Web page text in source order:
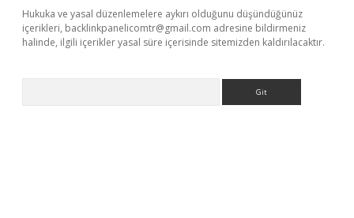
Hukuka ve yasal düzenlemelere aykırı olduğunu düşündüğünüz
içerikleri, backlinkpanelicomtr@gmail.com adresine bildirmeniz
halinde, ilgili içerikler yasal süre içerisinde sitemizden kaldırılacaktır.